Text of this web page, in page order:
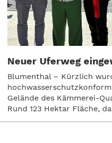
Neuer Uferweg
Blumenthal – Kürzlich
Gelände des Kämmerei-
Rund 123 Hektar Fläche,